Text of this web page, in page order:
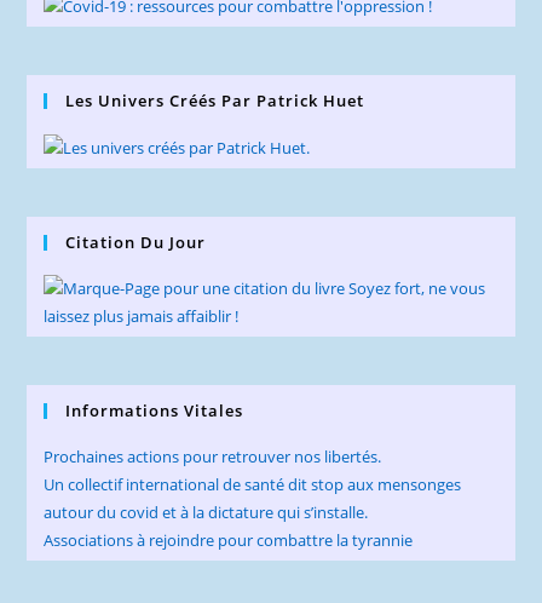
Les Univers Créés Par Patrick Huet
Citation Du Jour
Informations Vitales
Prochaines actions pour retrouver nos libertés.
Un collectif international de santé dit stop aux mensonges
autour du covid et à la dictature qui s’installe.
Associations à rejoindre pour combattre la tyrannie